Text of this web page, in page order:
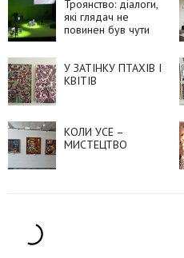
Троянство: діалоги,
які глядач не
повинен був чути
У ЗАТІНКУ ПТАХІВ І
КВІТІВ
КОЛИ УСЕ –
МИСТЕЦТВО